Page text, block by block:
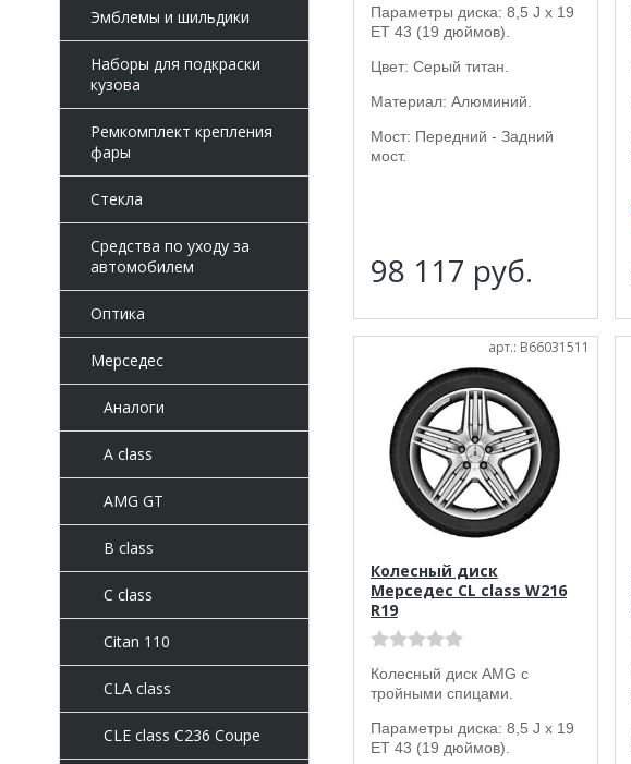
Эмблемы и шильдики
Наборы для подкраски
кузова
Ремкомплект крепления
фары
Стекла
Средства по уходу за
автомобилем
Оптика
Мерседес
Аналоги
A class
AMG GT
B class
C class
Citan 110
CLA class
CLE class C236 Coupe
Параметры диска: 8,5 J x 19
ET 43 (19 дюймов).
Цвет: Серый титан.
Материал: Алюминий.
Мост: Передний - Задний
мост.
98 117 руб.
арт.: B66031511
Колесный диск
Мерседес CL class W216
R19
Колесный диск AMG с
тройными спицами.
Параметры диска: 8,5 J x 19
ET 43 (19 дюймов).